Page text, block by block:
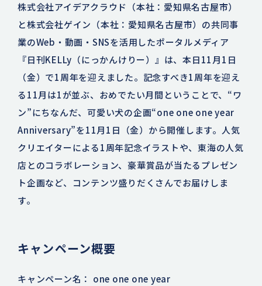
株式会社アイデアクラウド（本社：愛知県名古屋市）
と株式会社ゲイン（本社：愛知県名古屋市）の共同事
業のWeb・動画・SNSを活用したポータルメディア
『日刊KELLy（にっかんけりー）』は、本日11月1日
（金）で1周年を迎えました。記念すべき1周年を迎え
る11月は1が並ぶ、おめでたい月間ということで、“ワ
ン”にちなんだ、可愛い犬の企画“one one one year
Anniversary”を11月1日（金）から開催します。人気
クリエイターによる1周年記念イラストや、東海の人気
店とのコラボレーション、豪華賞品が当たるプレゼン
ト企画など、コンテンツ盛りだくさんでお届けしま
す。
キャンペーン概要
キャンペーン名： one one one year